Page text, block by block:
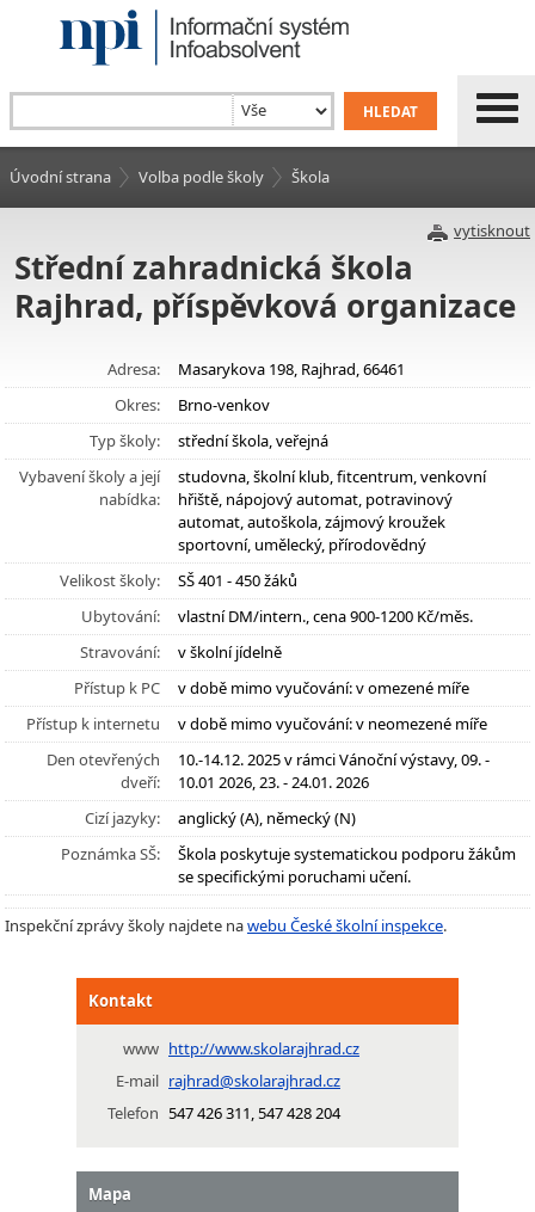
Úvodní strana Volba podle školy Škola
vytisknout
Střední zahradnická škola
Rajhrad, příspěvková organizace
Adresa:
Masarykova 198, Rajhrad, 66461
Okres:
Brno-venkov
Typ školy:
střední škola, veřejná
Vybavení školy a její
nabídka:
studovna, školní klub, fitcentrum, venkovní
hřiště, nápojový automat, potravinový
automat, autoškola, zájmový kroužek
sportovní, umělecký, přírodovědný
Velikost školy:
SŠ 401 - 450 žáků
Ubytování:
vlastní DM/intern., cena 900-1200 Kč/měs.
Stravování:
v školní jídelně
Přístup k PC
v době mimo vyučování: v omezené míře
Přístup k internetu
v době mimo vyučování: v neomezené míře
Den otevřených
dveří:
10.-14.12. 2025 v rámci Vánoční výstavy, 09. -
10.01 2026, 23. - 24.01. 2026
Cizí jazyky:
anglický (A), německý (N)
Poznámka SŠ:
Škola poskytuje systematickou podporu žákům
se specifickými poruchami učení.
Inspekční zprávy školy najdete nawebu České školní inspekce.
Kontakt
www http://www.skolarajhrad.cz
E-mail rajhrad@skolarajhrad.cz
Telefon 547 426 311, 547 428 204
Mapa